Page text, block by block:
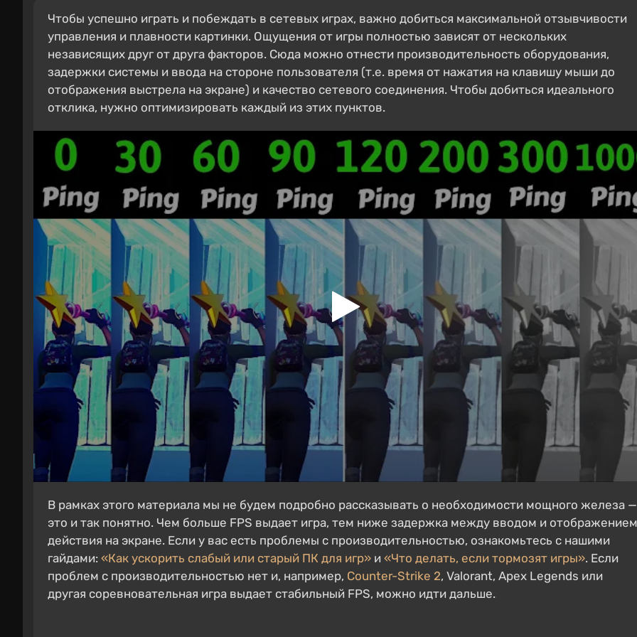
Чтобы успешно играть и побеждать в сетевых играх, важно добиться максимальной отзывчивости
управления и плавности картинки. Ощущения от игры полностью зависят от нескольких
независящих друг от друга факторов. Сюда можно отнести производительность оборудования,
задержки системы и ввода на стороне пользователя (т.е. время от нажатия на клавишу мыши до
отображения выстрела на экране) и качество сетевого соединения. Чтобы добиться идеального
отклика, нужно оптимизировать каждый из этих пунктов.
В рамках этого материала мы не будем подробно рассказывать о необходимости мощного железа —
это и так понятно. Чем больше FPS выдает игра, тем ниже задержка между вводом и отображением
действия на экране. Если у вас есть проблемы с производительностью, ознакомьтесь с нашими
гайдами: «Как ускорить слабый или старый ПК для игр» и «Что делать, если тормозят игры». Если
проблем с производительностью нет и, например, Counter-Strike 2, Valorant, Apex Legends или
другая соревновательная игра выдает стабильный FPS, можно идти дальше.